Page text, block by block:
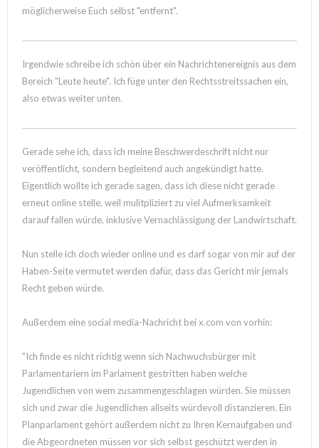
möglicherweise Euch selbst "entfernt".
Irgendwie schreibe ich schön über ein Nachrichtenereignis aus dem
Bereich "Leute heute". Ich füge unter den Rechtsstreitssachen ein,
also etwas weiter unten.
Gerade sehe ich, dass ich meine Beschwerdeschrift nicht nur
veröffentlicht, sondern begleitend auch angekündigt hatte.
Eigentlich wollte ich gerade sagen, dass ich diese nicht gerade
erneut online stelle, weil mulitpliziert zu viel Aufmerksamkeit
darauf fallen würde, inklusive Vernachlässigung der Landwirtschaft.
Nun stelle ich doch wieder online und es darf sogar von mir auf der
Haben-Seite vermutet werden dafür, dass das Gericht mir jemals
Recht geben würde.
Außerdem eine social media-Nachricht bei x.com von vorhin:
"Ich finde es nicht richtig wenn sich Nachwuchsbürger mit
Parlamentariern im Parlament gestritten haben welche
Jugendlichen von wem zusammengeschlagen würden. Sie müssen
sich und zwar die Jugendlichen allseits würdevoll distanzieren. Ein
Planparlament gehört außerdem nicht zu Ihren Kernaufgaben und
die Abgeordneten müssen vor sich selbst geschützt werden in